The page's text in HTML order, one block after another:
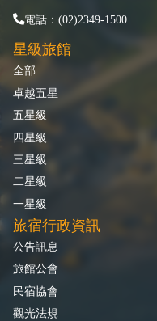
電話：(02)2349-1500
星級旅館
全部
卓越五星
五星級
四星級
三星級
二星級
一星級
旅宿行政資訊
公告訊息
旅館公會
民宿協會
觀光法規